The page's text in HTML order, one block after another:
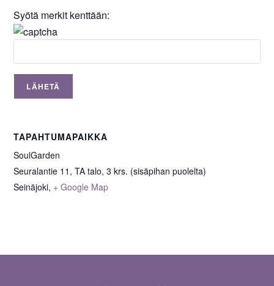
Syötä merkit kenttään:
TAPAHTUMAPAIKKA
SoulGarden
Seuralantie 11, TA talo, 3 krs. (sisäpihan puolelta)
Seinäjoki, + Google Map